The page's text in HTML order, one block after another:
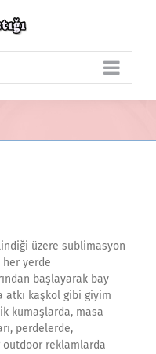
üzere sublimasyon
her yerde
başlayarak bay
kaşkol gibi giyim
kumaşlarda, masa
perdelerde,
outdoor reklamlarda